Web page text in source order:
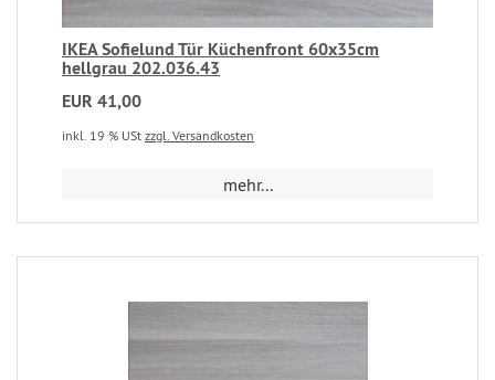
IKEA Sofielund Tür Küchenfront 60x35cm
hellgrau 202.036.43
EUR 41,00
inkl. 19 % USt zzgl. Versandkosten
mehr...